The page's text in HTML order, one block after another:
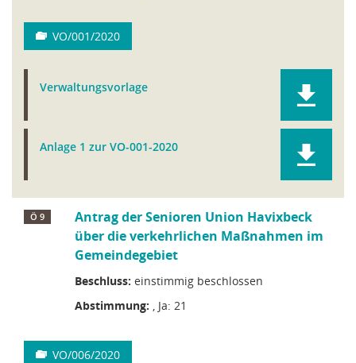
VO/001/2020
Verwaltungsvorlage
Anlage 1 zur VO-001-2020
Ö 9
Antrag der Senioren Union Havixbeck
über die verkehrlichen Maßnahmen im
Gemeindegebiet
Beschluss: einstimmig beschlossen
Abstimmung: , Ja: 21
VO/006/2020